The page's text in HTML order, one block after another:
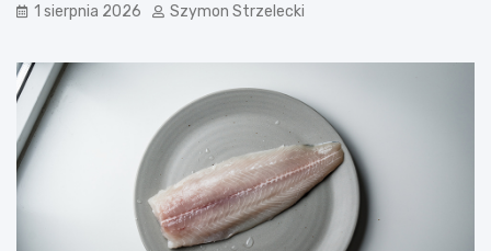
1 sierpnia 2026 Szymon Strzelecki